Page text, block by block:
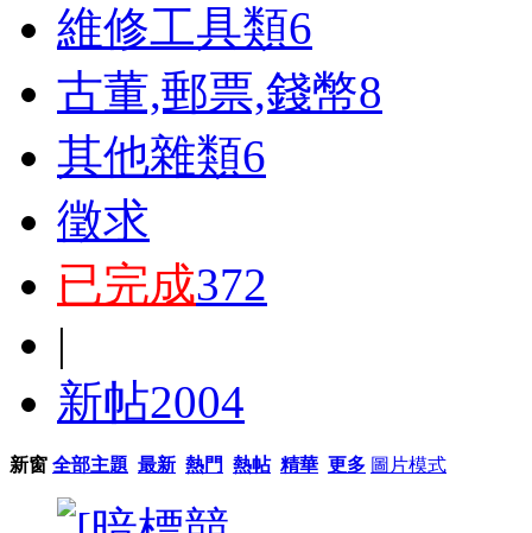
維修工具類6
古董,郵票,錢幣8
其他雜類6
徵求
已完成372
|
新帖2004
新窗 全部主題 最新 熱門 熱帖 精華 更多 圖片模式